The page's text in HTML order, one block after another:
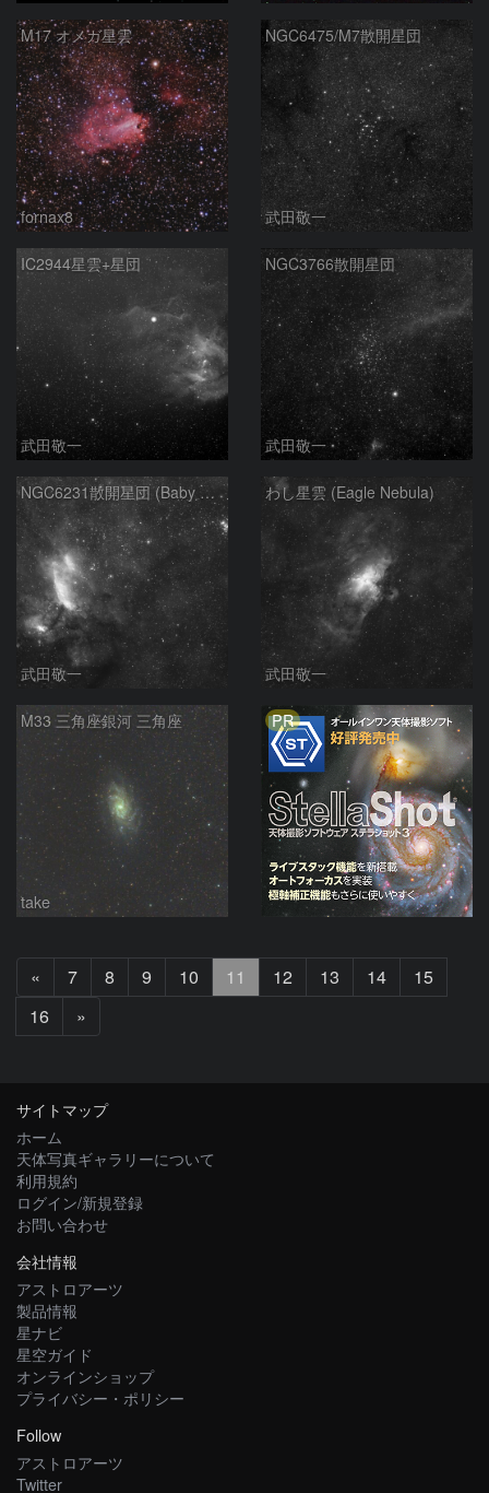
M17 オメガ星雲
fornax8
NGC6475/M7散開星団
武田敬一
IC2944星雲+星団
武田敬一
NGC3766散開星団
武田敬一
NGC6231散開星団 (Baby Scorpion Cluster)と散光星雲（名称不明）
武田敬一
わし星雲 (Eagle Nebula)
武田敬一
M33 三角座銀河 三角座
take
PR
«
へ
7 8 9 10 11 12 13 14
15
16
»
へ
サイトマップ
ホーム
天体写真ギャラリーについて
利用規約
ログイン/新規登録
お問い合わせ
会社情報
アストロアーツ
製品情報
星ナビ
星空ガイド
オンラインショップ
プライバシー・ポリシー
Follow
アストロアーツ
Twitter